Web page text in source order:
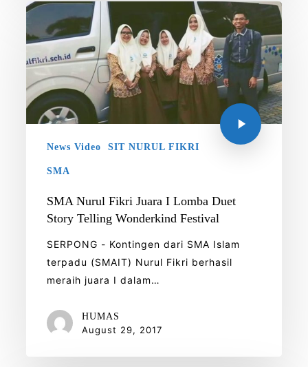
News Video SIT NURUL FIKRI
SMA
SMA Nurul Fikri Juara I Lomba Duet
Story Telling Wonderkind Festival
SERPONG - Kontingen dari SMA Islam
terpadu (SMAIT) Nurul Fikri berhasil
meraih juara I dalam…
HUMAS
August 29, 2017